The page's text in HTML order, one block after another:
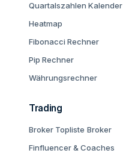
Quartalszahlen Kalender
Heatmap
Fibonacci Rechner
Pip Rechner
Währungsrechner
Trading
Broker Topliste Broker
Finfluencer & Coaches